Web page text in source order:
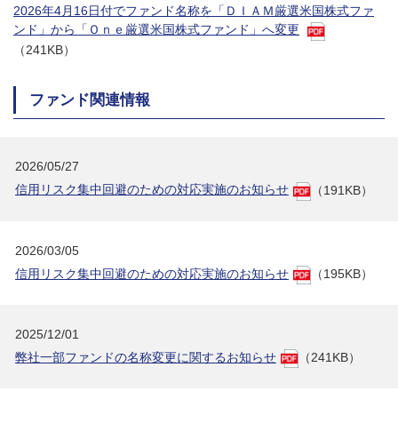
2026年4月16日付でファンド名称を「ＤＩＡＭ厳選米国株式ファ
ンド」から「Ｏｎｅ厳選米国株式ファンド」へ変更
（241KB）
ファンド関連情報
2026/05/27
信用リスク集中回避のための対応実施のお知らせ
（191KB）
2026/03/05
信用リスク集中回避のための対応実施のお知らせ
（195KB）
2025/12/01
弊社一部ファンドの名称変更に関するお知らせ
（241KB）